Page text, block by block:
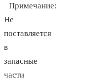
Примечание:
Не
поставляется
в
запасные
части